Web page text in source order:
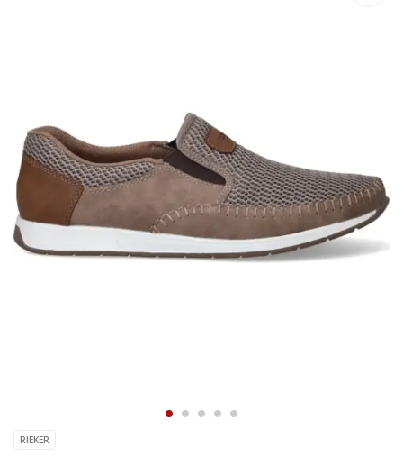
RIEKER